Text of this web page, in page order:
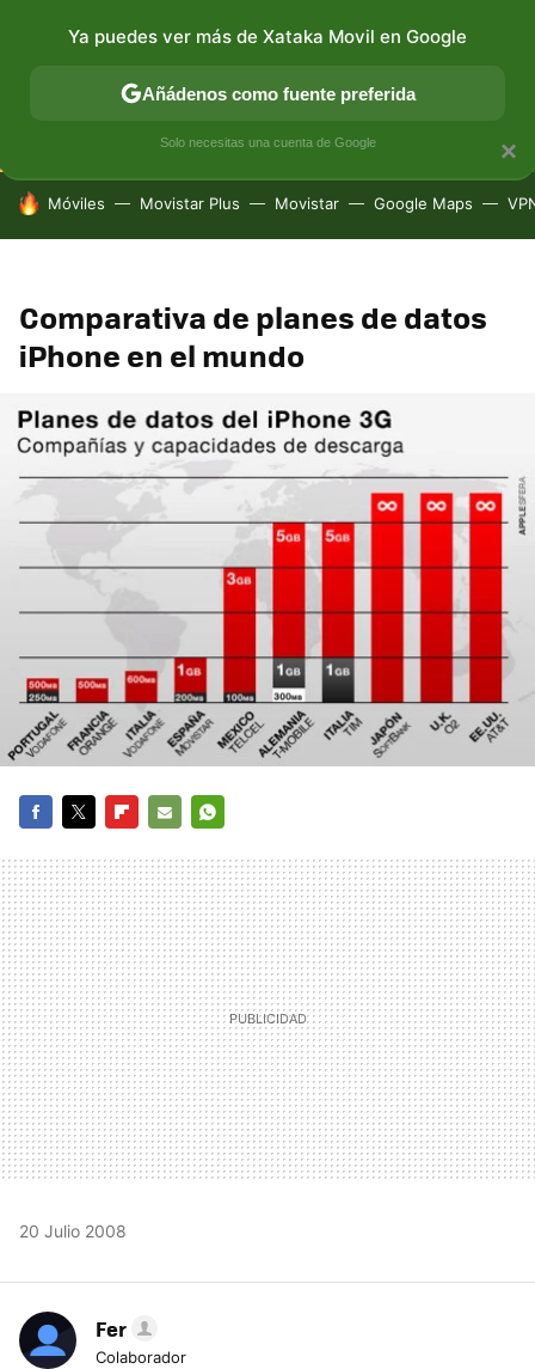
CONECTIVIDAD MÓVIL Y SOCIEDAD APLICACIONES
HOY SE HABLA DE
Móviles Movistar Plus Movistar Google Maps
Comparativa de planes de datos
iPhone en el mundo
MAIL
20 Julio 2008
Fer
Colaborador
×
Ya puedes ver más de Xataka Movil en Google
Añádenos como fuente preferida
Solo necesitas una cuenta de Google